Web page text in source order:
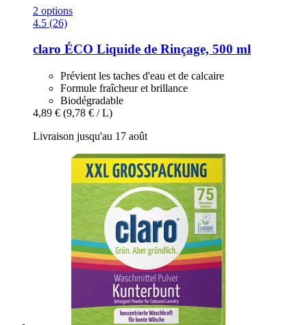
2 options
4.5 (26)
claro ÉCO Liquide de Rinçage, 500 ml
Prévient les taches d'eau et de calcaire
Formule fraîcheur et brillance
Biodégradable
4,89 € (9,78 € / L)
Livraison jusqu'au 17 août